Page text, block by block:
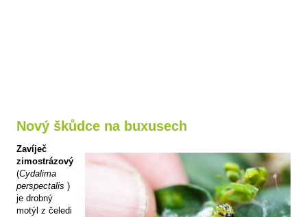
Nový škůdce na buxusech
Zavíječ
zimostrázový
(Cydalima
perspectalis )
je drobný
motýl z čeledi